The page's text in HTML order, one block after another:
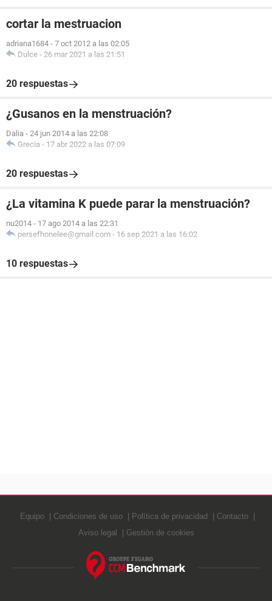
cortar la mestruacion
adriana1684 - 7 oct 2012 a las 02:05
Dulce - 26 mar 2021 a las 21:51
20 respuestas
¿Gusanos en la menstruación?
Dalia - 24 jun 2014 a las 22:08
Grecia - 17 abr 2022 a las 07:09
20 respuestas
¿La vitamina K puede parar la menstruación?
nu2014 - 17 ago 2014 a las 22:31
persefhonelee@gmail.com - 16 sep 2021 a las 16:02
10 respuestas
Equipo Condiciones de uso Política de privacidad
Contacto
Aviso legal
Gestión de cookies